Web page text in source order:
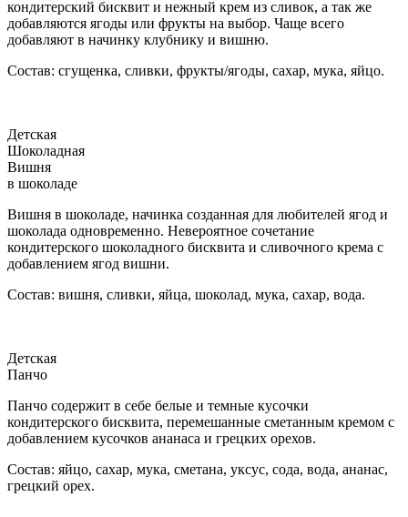
кондитерский бисквит и нежный крем из сливок, а так же
добавляются ягоды или фрукты на выбор. Чаще всего
добавляют в начинку клубнику и вишню.
Состав: сгущенка, сливки, фрукты/ягоды, сахар, мука, яйцо.
Детская
Шоколадная
Вишня
в шоколаде
Вишня в шоколаде, начинка созданная для любителей ягод и
шоколада одновременно. Невероятное сочетание
кондитерского шоколадного бисквита и сливочного крема с
добавлением ягод вишни.
Состав: вишня, сливки, яйца, шоколад, мука, сахар, вода.
Детская
Панчо
Панчо содержит в себе белые и темные кусочки
кондитерского бисквита, перемешанные сметанным кремом с
добавлением кусочков ананаса и грецких орехов.
Состав: яйцо, сахар, мука, сметана, уксус, сода, вода, ананас,
грецкий орех.